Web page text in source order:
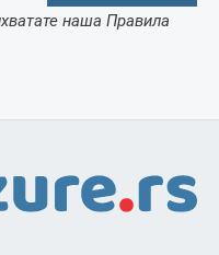
наша Правила